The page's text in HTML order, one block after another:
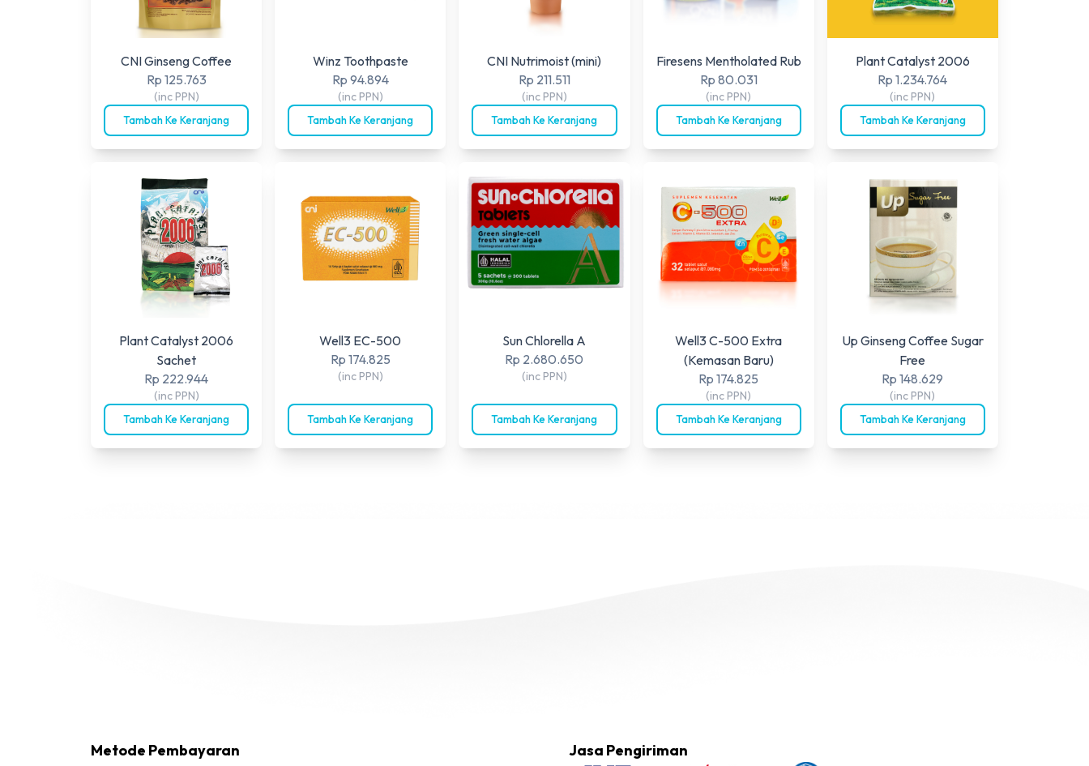
CNI Ginseng Coffee
Rp 125.763
(inc PPN)
Tambah Ke Keranjang
Winz Toothpaste
Rp 94.894
(inc PPN)
Tambah Ke Keranjang
CNI Nutrimoist (mini)
Rp 211.511
(inc PPN)
Tambah Ke Keranjang
Firesens Mentholated Rub
Rp 80.031
(inc PPN)
Tambah Ke Keranjang
Plant Catalyst 2006
Rp 1.234.764
(inc PPN)
Tambah Ke Keranjang
Plant Catalyst 2006
Sachet
Rp 222.944
(inc PPN)
Tambah Ke Keranjang
Well3 EC-500
Rp 174.825
(inc PPN)
Tambah Ke Keranjang
Sun Chlorella A
Rp 2.680.650
(inc PPN)
Tambah Ke Keranjang
Well3 C-500 Extra
(Kemasan Baru)
Rp 174.825
(inc PPN)
Tambah Ke Keranjang
Up Ginseng Coffee Sugar
Free
Rp 148.629
(inc PPN)
Tambah Ke Keranjang
Metode Pembayaran Jasa Pengiriman